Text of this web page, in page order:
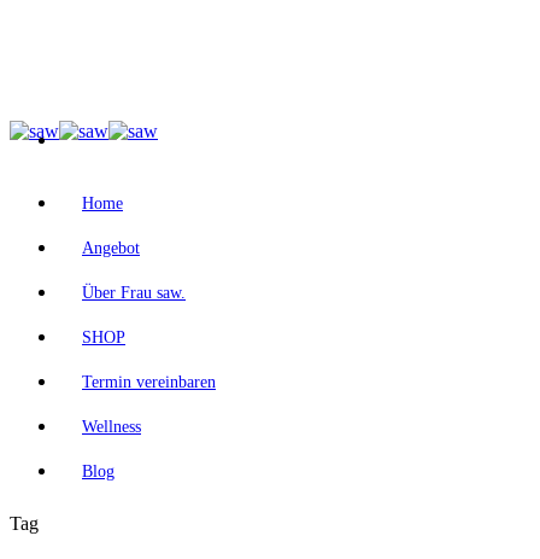
Home
Angebot
Über Frau saw.
SHOP
Termin vereinbaren
Wellness
Blog
Tag